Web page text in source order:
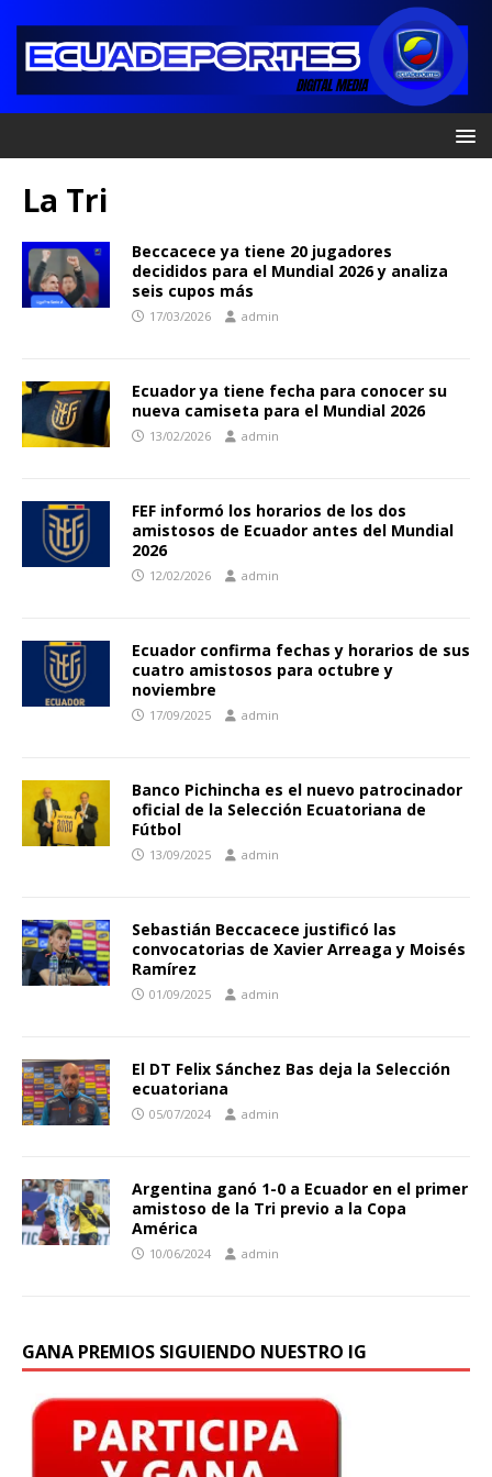
La Tri
Beccacece ya tiene 20 jugadores
decididos para el Mundial 2026 y analiza
seis cupos más
17/03/2026 admin
Ecuador ya tiene fecha para conocer su
nueva camiseta para el Mundial 2026
13/02/2026 admin
FEF informó los horarios de los dos
amistosos de Ecuador antes del Mundial
2026
12/02/2026 admin
Ecuador confirma fechas y horarios de sus
cuatro amistosos para octubre y
noviembre
17/09/2025 admin
Banco Pichincha es el nuevo patrocinador
oficial de la Selección Ecuatoriana de
Fútbol
13/09/2025 admin
Sebastián Beccacece justificó las
convocatorias de Xavier Arreaga y Moisés
Ramírez
01/09/2025 admin
El DT Felix Sánchez Bas deja la Selección
ecuatoriana
05/07/2024 admin
Argentina ganó 1-0 a Ecuador en el primer
amistoso de la Tri previo a la Copa
América
10/06/2024 admin
GANA PREMIOS SIGUIENDO NUESTRO IG